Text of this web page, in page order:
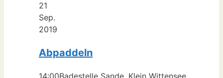
21
Sep.
2019
Abpaddeln